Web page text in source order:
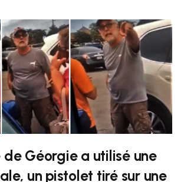
de Géorgie a utilisé une
un pistolet tiré sur une